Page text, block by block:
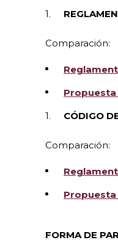
Comparación:
CÓDIGO
Comparación:
FORMA DE